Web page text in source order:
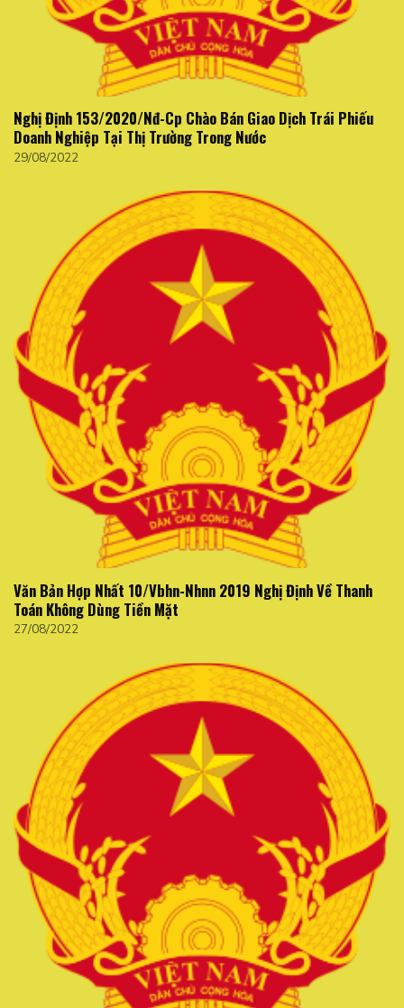
Nghị Định 153/2020/Nđ-Cp Chào Bán Giao Dịch Trái Phiếu
Doanh Nghiệp Tại Thị Trường Trong Nước
29/08/2022
Văn Bản Hợp Nhất 10/Vbhn-Nhnn 2019 Nghị Định Về Thanh
Toán Không Dùng Tiền Mặt
27/08/2022